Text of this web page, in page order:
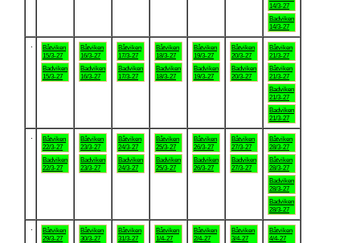
14/3-27
Badviken
14/3-27
Båtviken
15/3-27
Badviken
15/3-27
Båtviken
16/3-27
Badviken
16/3-27
Båtviken
17/3-27
Badviken
17/3-27
Båtviken
18/3-27
Badviken
18/3-27
Båtviken
19/3-27
Badviken
19/3-27
Båtviken
20/3-27
Badviken
20/3-27
Båtviken
21/3-27
Båtviken
21/3-27
Badviken
21/3-27
Badviken
21/3-27
Båtviken
22/3-27
Badviken
22/3-27
Båtviken
23/3-27
Badviken
23/3-27
Båtviken
24/3-27
Badviken
24/3-27
Båtviken
25/3-27
Badviken
25/3-27
Båtviken
26/3-27
Badviken
26/3-27
Båtviken
27/3-27
Badviken
27/3-27
Båtviken
28/3-27
Båtviken
28/3-27
Badviken
28/3-27
Badviken
28/3-27
Båtviken
29/3-27
Båtviken
30/3-27
Båtviken
31/3-27
Båtviken
1/4-27
Båtviken
2/4-27
Båtviken
3/4-27
Båtviken
4/4-27